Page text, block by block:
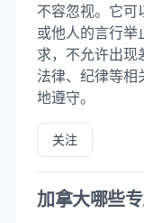
不容忽视。它可
或他人的言行举
求，不允许出现
法律、纪律等相
地遵守。
关注
加拿大哪些